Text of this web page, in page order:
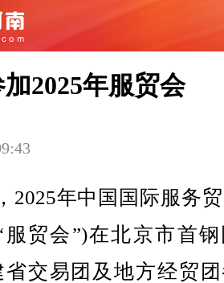
2025年服贸会
年中国国际服务贸
贸会”)在北京市首
交易团及地方经贸